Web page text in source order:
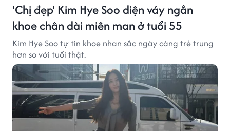
'Chị đẹp' Kim Hye Soo diện váy ngắn
khoe chân dài miên man ở tuổi 55
Kim Hye Soo tự tin khoe nhan sắc ngày càng trẻ trung
hơn so với tuổi thật.